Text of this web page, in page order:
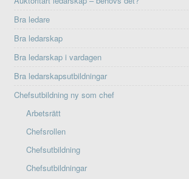
Bra ledare
Bra ledarskap
Bra ledarskap i vardagen
Bra ledarskapsutbildningar
Chefsutbildning ny som chef
Arbetsrätt
Chefsrollen
Chefsutbildning
Chefsutbildningar